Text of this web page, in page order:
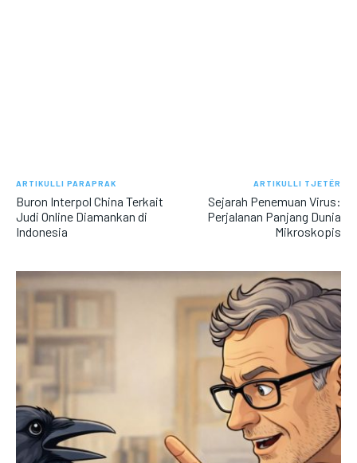
ARTIKULLI PARAPRAK
Buron Interpol China Terkait
Judi Online Diamankan di
Indonesia
ARTIKULLI TJETËR
Sejarah Penemuan Virus:
Perjalanan Panjang Dunia
Mikroskopis